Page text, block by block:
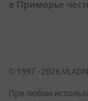
в Приморье
© 1997 - 2026
При любом